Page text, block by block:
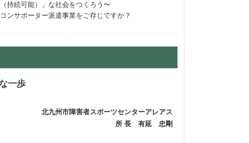
持続可能）」な社会をつくろう〜
ンサポーター派遣事業をご存じですか？
一歩
北九州市障害者スポーツセンターアレアス
所 長 有延 忠剛